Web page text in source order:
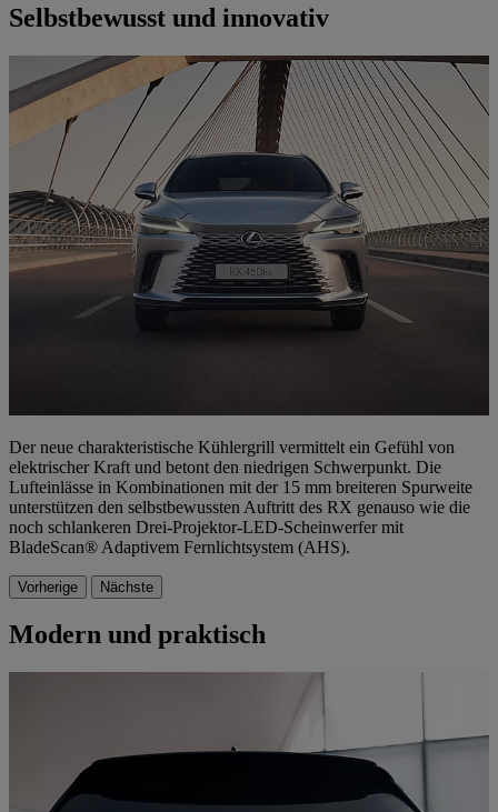
Selbstbewusst und innovativ
Der neue charakteristische Kühlergrill vermittelt ein Gefühl von
elektrischer Kraft und betont den niedrigen Schwerpunkt. Die
Lufteinlässe in Kombinationen mit der 15 mm breiteren Spurweite
unterstützen den selbstbewussten Auftritt des RX genauso wie die
noch schlankeren Drei-Projektor-LED-Scheinwerfer mit
BladeScan® Adaptivem Fernlichtsystem (AHS).
Vorherige Nächste
Modern und praktisch